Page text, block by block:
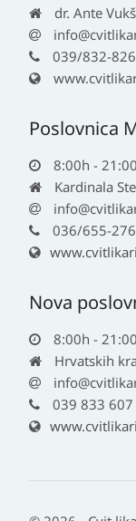
dr. Ante
039/832-826
Poslovnica
8:00h -
Kardinala
036/655-276
Nova
8:00h -
Hrvatskih
039 833 607